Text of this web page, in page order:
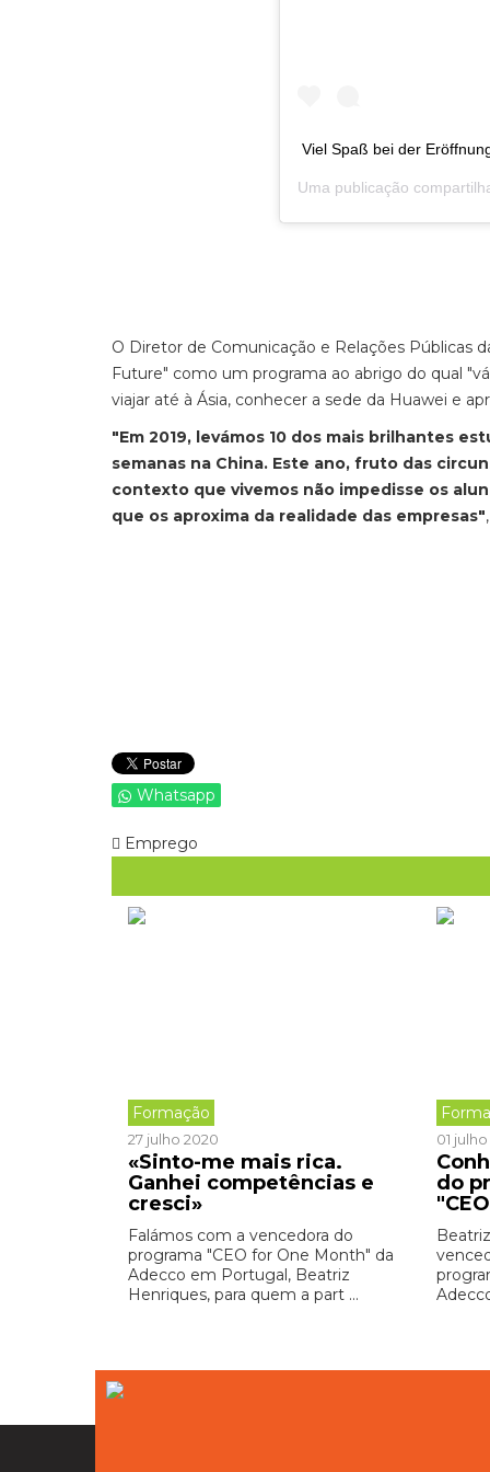
Viel Spaß bei der
Uma publicação
O Diretor de Comunicação e Relações Públicas
Future" como um programa ao abrigo do qual
viajar até à Ásia, conhecer a sede da Huawei e
"Em 2019, levámos 10 dos mais brilhantes
semanas na China. Este ano, fruto das
contexto que vivemos não impedisse os
que os aproxima da realidade das empresas"
Whatsapp
Emprego
Formação
27 julho 2020
«Sinto-me mais rica.
Ganhei competências e
cresci»
Falámos com a vencedora do
programa "CEO for One Month" da
Adecco em Portugal, Beatriz
Henriques, para quem a part ...
01
do